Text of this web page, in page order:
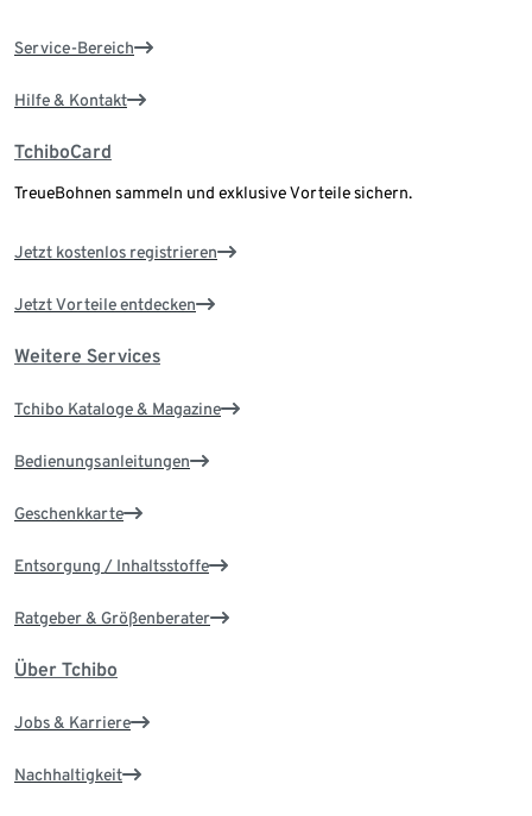
Service-Bereich
Hilfe & Kontakt
TchiboCard
TreueBohnen sammeln und exklusive Vorteile sichern.
Jetzt kostenlos registrieren
Jetzt Vorteile entdecken
Weitere Services
Tchibo Kataloge & Magazine
Bedienungsanleitungen
Geschenkkarte
Entsorgung / Inhaltsstoffe
Ratgeber & Größenberater
Über Tchibo
Jobs & Karriere
Nachhaltigkeit